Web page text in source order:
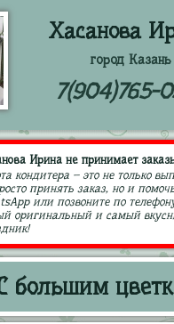
Хасанова
город Казань
7(904)765-
Ирина не принимает
кондитера – это не только
принять заказ, но и
или позвоните по
оригинальный и самый
большим